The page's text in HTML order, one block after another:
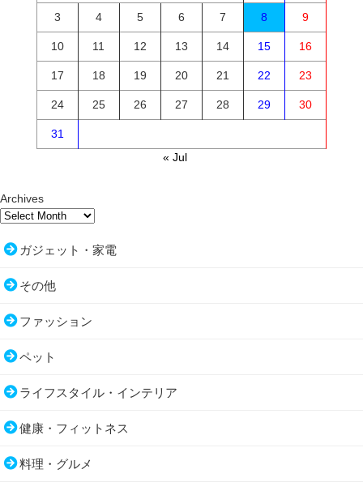
3 4 5 6 7 8 9
10 11 12 13 14 15 16
17 18 19 20 21 22 23
24 25 26 27 28 29 30
31
« Jul
Archives
ガジェット・家電
その他
ファッション
ペット
ライフスタイル・インテリア
健康・フィットネス
料理・グルメ